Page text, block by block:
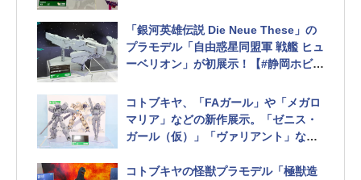
「銀河英雄伝説 Die Neue These」の
プラモデル「自由惑星同盟軍 戦艦 ヒュ
ーベリオン」が初展示！【#静岡ホビー
「銀河帝国軍 戦艦 ブリュンヒルト」の
原型も展示
コトブキヤ、「FAガール」や「メガロ
マリア」などの新作展示。「ゼニス・
ガール（仮）」「ヴァリアント」など
コトブキヤの怪獣プラモデル「極獣造